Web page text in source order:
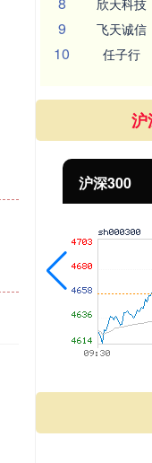
欣天科技
9 飞天诚信
10 任子行
沪
北证50